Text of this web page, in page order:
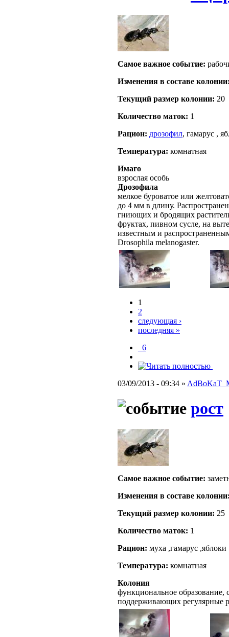
Самое важное событие:
Изменения в составе
Текущий размер кoлонии: 20
Количество маток: 1
Рацион: дрозофил, гамарус ,
Температура: комнатная
Имаго
взрослая особь
Дрозофила
мелкое буроватое или
до 4 мм в длину.
гниющих и бродящих
фруктах, пивном сусле, на
известным и
Drosophila melanogaster.
1
2
следующая ›
последняя »
_6
03/09/2013 - 09:34 »
рост
Самое важное событие:
Изменения в составе
Текущий размер кoлонии: 25
Количество маток: 1
Рацион: муха ,гамарус ,яблоки
Температура: комнатная
Колония
функциональное образование,
поддерживающих регулярные